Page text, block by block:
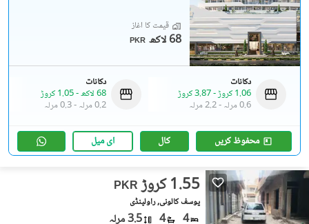
قیمت کا آغاز
PKR 68 لاکھ
دکانات
1.06 کروڑ
-3.87 کروڑ
0.6 مرلہ
-2.2 مرلہ
دکانات
68 لاکھ
-1.05 کروڑ
0.2 مرلہ
-0.3 مرلہ
محفوظ کریں کال ای میل
PKR 1.55 کروڑ
یوسف کالونی, راولپنڈی
4
4 3.5 مرلہ